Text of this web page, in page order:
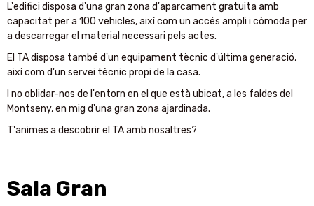
L'edifici disposa d'una gran zona d'aparcament gratuita amb
capacitat per a 100 vehicles, així com un accés ampli i còmoda per
a descarregar el material necessari pels actes.
El TA disposa també d'un equipament tècnic d'última generació,
així com d'un servei tècnic propi de la casa.
I no oblidar-nos de l'entorn en el que està ubicat, a les faldes del
Montseny, en mig d'una gran zona ajardinada.
T'animes a descobrir el TA amb nosaltres?
Sala Gran